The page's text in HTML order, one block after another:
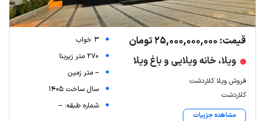
قیمت: 25,000,000,000 تومان
ویلا، خانه ویلایی و باغ ویلا
فروش ویلا کلاردشت
کلاردشت
مشاهده جزییات
3 خواب
270 متر زیربنا
-- متر زمین
سال ساخت 1405
شماره طبقه: --